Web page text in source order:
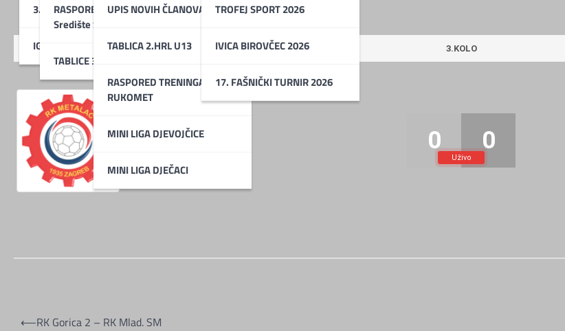
3. HRL Središte Skupina A
RASPORED UTAKMICA 3. HRL
Središte Skupina A
TABLICE 3.HRL Središte
IGRAČI 1. MOMČADI
UPIS NOVIH ČLANOVA !!!
TABLICA 2.HRL U13
RASPORED TRENINGA MINI
RUKOMET
MINI LIGA DJEVOJČICE
MINI LIGA DJEČACI
TROFEJ SPORT 2026
IVICA BIROVČEC 2026
17. FAŠNIČKI TURNIR 2026
3.KOLO
RK METALAC
Uživo
0 0
Navigacija
⟵RK Gorica 2 – RK Mlad. SM